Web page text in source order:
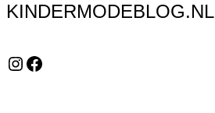
KINDERMODEBLOG.NL
Instagram Facebook